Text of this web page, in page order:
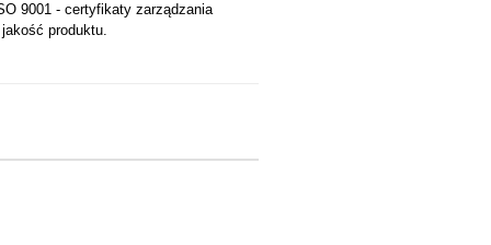
9001 - certyfikaty zarządzania
produktu.